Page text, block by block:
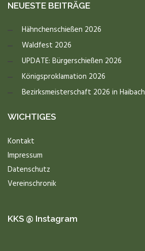
NEUESTE BEITRÄGE
Hähnchenschießen 2026
Waldfest 2026
UPDATE: Bürgerschießen 2026
Königsproklamation 2026
Bezirksmeisterschaft 2026 in Haibach
WICHTIGES
Kontakt
Impressum
Datenschutz
Vereinschronik
KKS @ Instagram